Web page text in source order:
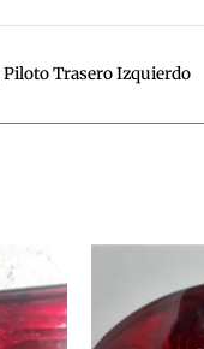
Piloto Trasero Izquierdo